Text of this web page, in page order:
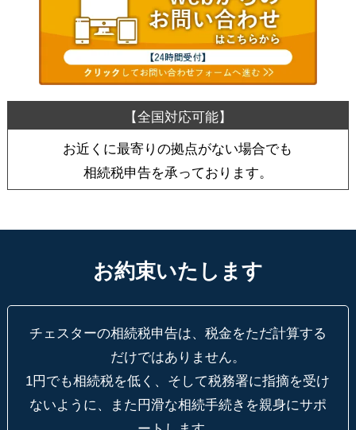
お近くに最寄りの拠点がない場合でも
相続税申告を承っております。
お約束いたします
チェスターの相続税申告は、税金をただ計算する
だけではありません。
1円でも相続税を低く、そして税務署に指摘を受け
ないように、
また円滑な相続手続きを親身にサポ